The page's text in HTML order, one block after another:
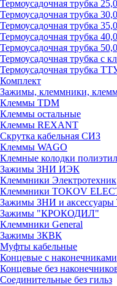
Термоусадочная трубка
Термоусадочная трубка
Термоусадочная трубка
Термоусадочная трубка
Термоусадочная трубка
Термоусадочная трубка с
Термоусадочная трубка
Комплект
Зажимы, клеммники,
Клеммы TDM
Клеммы остальные
Клеммы REXANT
Скрутка кабельная СИЗ
Клеммы WAGO
Клемные колодки
Зажимы ЗНИ ИЭК
Клеммники Электротехник
Клеммники TOKOV
Зажимы ЗНИ и аксессуары
Зажимы "КРОКОДИЛ"
Клеммники General
Зажимы 3КВК
Муфты кабельные
Концевые с наконечниками
Концевые без
Соединительные без гильз